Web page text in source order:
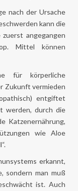
nach der Ursache
kann die
angegangen
Mittel können
für körperliche
Zukunft vermieden
entgiftet
werden, durch die
Katzenernährung,
wie Aloe
erkannt,
sondern man muß
ist. Auch